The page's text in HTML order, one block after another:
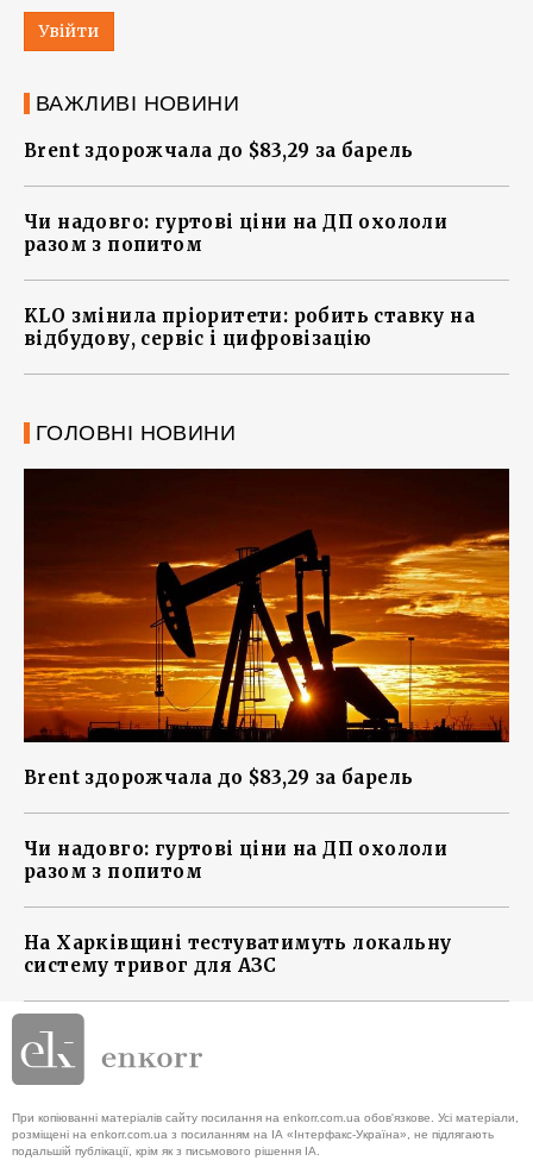
Увійти
ВАЖЛИВІ НОВИНИ
Brent здорожчала до $83,29 за барель
Чи надовго: гуртові ціни на ДП охололи
разом з попитом
KLO змінила пріоритети: робить ставку на
відбудову, сервіс і цифровізацію
ГОЛОВНІ НОВИНИ
Brent здорожчала до $83,29 за барель
Чи надовго: гуртові ціни на ДП охололи
разом з попитом
На Харківщині тестуватимуть локальну
систему тривог для АЗС
При копіюванні матеріалів сайту посилання на enkorr.com.ua обов'язкове. Усі матеріали,
розміщені на enkorr.com.ua з посиланням на ІА «Інтерфакс-Україна», не підлягають
подальшій публікації, крім як з письмового рішення ІА.